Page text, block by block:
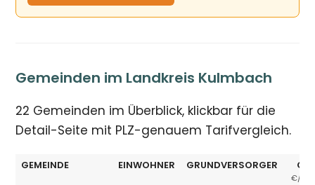
Gemeinden im Landkreis Kulmbach
22 Gemeinden im Überblick, klickbar für die
Detail-Seite mit PLZ-genauem Tarifvergleich.
GEMEINDE EINWOHNER GRUNDVERSORGER GV
€/